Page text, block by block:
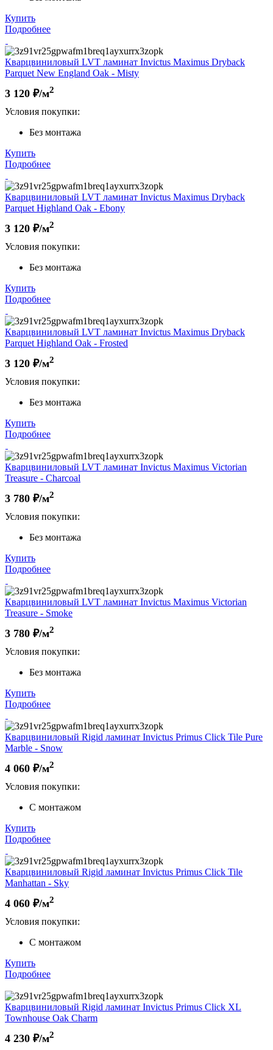
Купить
Подробнее
Кварцвиниловый LVT ламинат Invictus Maximus Dryback
Parquet New England Oak - Misty
3 120 ₽/м2
Условия покупки:
Без монтажа
Купить
Подробнее
Кварцвиниловый LVT ламинат Invictus Maximus Dryback
Parquet Highland Oak - Ebony
3 120 ₽/м2
Условия покупки:
Без монтажа
Купить
Подробнее
Кварцвиниловый LVT ламинат Invictus Maximus Dryback
Parquet Highland Oak - Frosted
3 120 ₽/м2
Условия покупки:
Без монтажа
Купить
Подробнее
Кварцвиниловый LVT ламинат Invictus Maximus Victorian
Treasure - Charcoal
3 780 ₽/м2
Условия покупки:
Без монтажа
Купить
Подробнее
Кварцвиниловый LVT ламинат Invictus Maximus Victorian
Treasure - Smoke
3 780 ₽/м2
Условия покупки:
Без монтажа
Купить
Подробнее
Кварцвиниловый Rigid ламинат Invictus Primus Click Tile Pure
Marble - Snow
4 060 ₽/м2
Условия покупки:
С монтажом
Купить
Подробнее
Кварцвиниловый Rigid ламинат Invictus Primus Click Tile
Manhattan - Sky
4 060 ₽/м2
Условия покупки:
С монтажом
Купить
Подробнее
Кварцвиниловый Rigid ламинат Invictus Primus Click XL
Townhouse Oak Charm
4 230 ₽/м2